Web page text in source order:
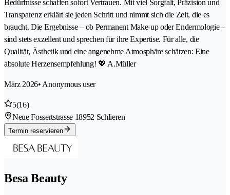
Bedürfnisse schaffen sofort Vertrauen. Mit viel Sorgfalt, Präzision und
Transparenz erklärt sie jeden Schritt und nimmt sich die Zeit, die es
braucht. Die Ergebnisse – ob Permanent Make-up oder Endermologie –
sind stets exzellent und sprechen für ihre Expertise. Für alle, die
Qualität, Ästhetik und eine angenehme Atmosphäre schätzen: Eine
absolute Herzensempfehlung! 💖 A.Müller
März 2026• Anonymous user
5(16)
Neue Fossertstrasse 18952 Schlieren
Termin reservieren
Besa Beauty